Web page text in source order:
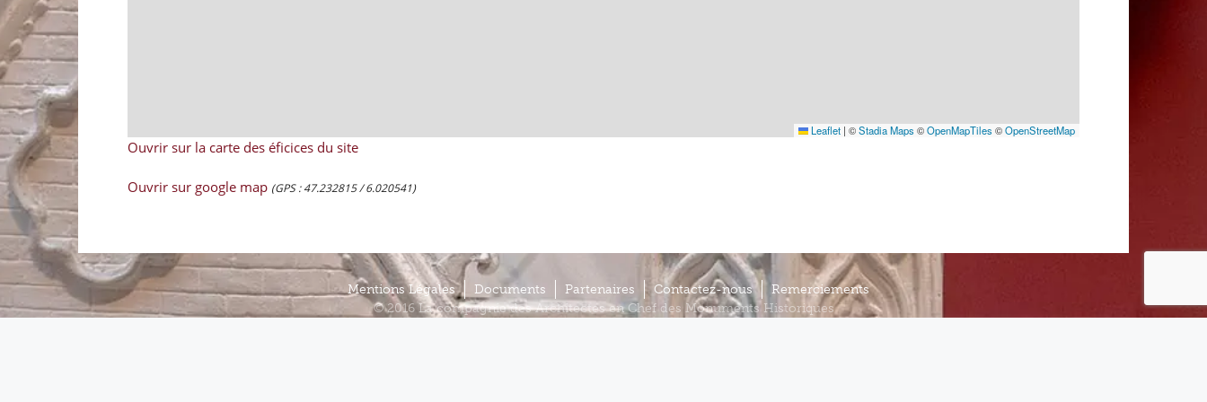
Leaflet | ©Stadia Maps ©OpenMapTiles ©OpenStreetMap
Ouvrir sur la carte des éficices du site
Ouvrir sur google map (GPS : 47.232815 / 6.020541)
Mentions Légales Documents Partenaires Contactez-nous
Remerciements
© 2016 La compagnie des Architectes en Chef des Monuments Historiques